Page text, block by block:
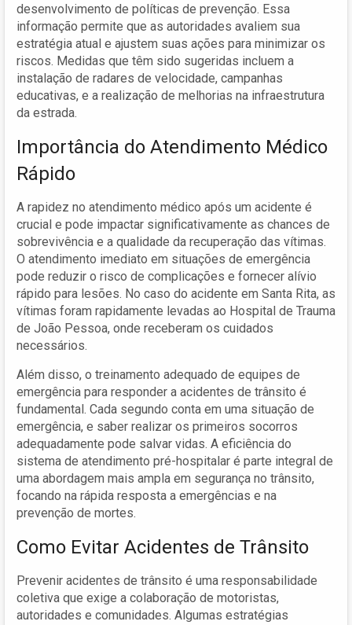
desenvolvimento de políticas de prevenção. Essa
informação permite que as autoridades avaliem sua
estratégia atual e ajustem suas ações para minimizar os
riscos. Medidas que têm sido sugeridas incluem a
instalação de radares de velocidade, campanhas
educativas, e a realização de melhorias na infraestrutura
da estrada.
Importância do Atendimento Médico
Rápido
A rapidez no atendimento médico após um acidente é
crucial e pode impactar significativamente as chances de
sobrevivência e a qualidade da recuperação das vítimas.
O atendimento imediato em situações de emergência
pode reduzir o risco de complicações e fornecer alívio
rápido para lesões. No caso do acidente em Santa Rita, as
vítimas foram rapidamente levadas ao Hospital de Trauma
de João Pessoa, onde receberam os cuidados
necessários.
Além disso, o treinamento adequado de equipes de
emergência para responder a acidentes de trânsito é
fundamental. Cada segundo conta em uma situação de
emergência, e saber realizar os primeiros socorros
adequadamente pode salvar vidas. A eficiência do
sistema de atendimento pré-hospitalar é parte integral de
uma abordagem mais ampla em segurança no trânsito,
focando na rápida resposta a emergências e na
prevenção de mortes.
Como Evitar Acidentes de Trânsito
Prevenir acidentes de trânsito é uma responsabilidade
coletiva que exige a colaboração de motoristas,
autoridades e comunidades. Algumas estratégias